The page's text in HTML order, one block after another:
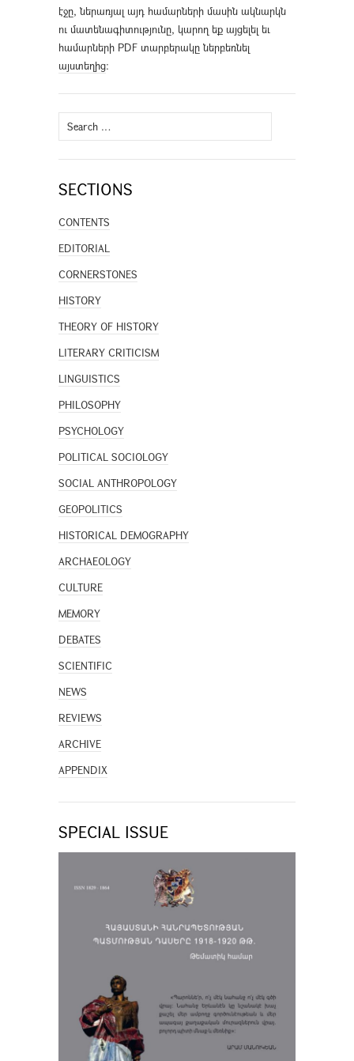
էջը, ներառյալ այդ համարների մասին ակնարկն
ու մատենագիտությունը, կարող եք այցելել եւ
համարների PDF տարբերակը ներբեռնել
այստեղից։
Search
for:
SECTIONS
CONTENTS
EDITORIAL
CORNERSTONES
HISTORY
THEORY OF HISTORY
LITERARY CRITICISM
LINGUISTICS
PHILOSOPHY
PSYCHOLOGY
POLITICAL SOCIOLOGY
SOCIAL ANTHROPOLOGY
GEOPOLITICS
HISTORICAL DEMOGRAPHY
ARCHAEOLOGY
CULTURE
MEMORY
DEBATES
SCIENTIFIC
NEWS
REVIEWS
ARCHIVE
APPENDIX
SPECIAL ISSUE